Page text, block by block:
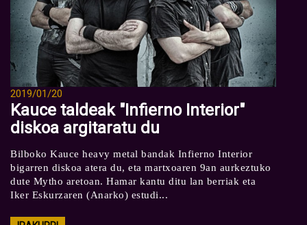
2019/01/20
Kauce taldeak "Infierno Interior"
diskoa argitaratu du
Bilboko Kauce heavy metal bandak Infierno Interior
bigarren diskoa atera du, eta martxoaren 9an aurkeztuko
dute Mytho aretoan. Hamar kantu ditu lan berriak eta
Iker Eskurzaren (Anarko) estudi...